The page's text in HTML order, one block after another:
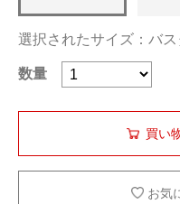
選択されたサイズ：バ
数量
お気